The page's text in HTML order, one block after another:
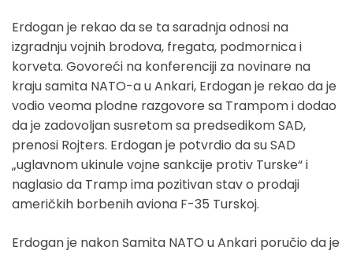
Erdogan je rekao da se ta saradnja odnosi na
izgradnju vojnih brodova, fregata, podmornica i
korveta. Govoreći na konferenciji za novinare na
kraju samita NATO-a u Ankari, Erdogan je rekao da je
vodio veoma plodne razgovore sa Trampom i dodao
da je zadovoljan susretom sa predsedikom SAD,
prenosi Rojters. Erdogan je potvrdio da su SAD
„uglavnom ukinule vojne sankcije protiv Turske“ i
naglasio da Tramp ima pozitivan stav o prodaji
američkih borbenih aviona F-35 Turskoj.
Erdogan je nakon Samita NATO u Ankari poručio da je